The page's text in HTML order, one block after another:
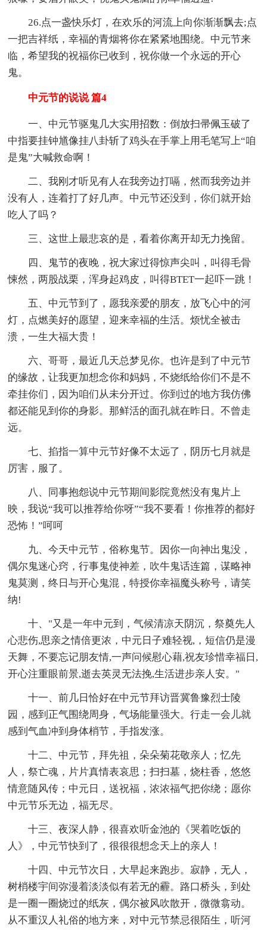
26.点一盏快乐灯，在欢乐的河流上向你渐渐飘去;点
一把吉祥纸，幸福的青烟将你在紧紧地围绕。中元节来
临，希望我的祝福你已收到，祝你做一个永远的开心
鬼。
中元节的说说 篇4
一、中元节驱鬼几大实用招数：倒放扫帚佩玉破了
中指要挂钟馗像挂八卦斩了鸡头在手掌上用毛笔写上“咱
是鬼”大喊救命啊！
二、我刚才听见有人在我旁边打嗝，然而我旁边并
没有人，连着打了好几声。中元节还没到，你们就开始
吃人了吗？
三、这世上最悲哀的是，看着你离开却无力挽留。
四、鬼节的夜晚，祝大家过得惊声尖叫，叫得毛骨
悚然，两股战栗，浑身起鸡皮，叫得BTET一起吓一跳！
五、中元节到了，愿我亲爱的朋友，放飞心中的河
灯，点燃美好的愿望，迎来幸福的生活。烦忧全被击
溃，一生大福大贵！
六、哥哥，最近几天总梦见你。也许是到了中元节
的缘故，让我更加想念你和妈妈，不烧纸给你们不是不
牵挂你们，因为咱们从未分开过。你到过的地方我仿佛
都还能见到你的身影。那鲜活的面孔就在昨日。不曾走
远。
七、掐指一算中元节好像不太远了，阴历七月就是
厉害，服了。
八、同事抱怨说中元节期间影院竟然没有鬼片上
映，我说“我可以推荐给你呀”“我不要看！你推荐的都好
恐怖！”呵呵
九、今天中元节，俗称鬼节。因你一向神出鬼没，
偶尔鬼迷心窍，行事鬼使神差，吹牛鬼话连篇，谋略神
鬼莫测，终日与开心鬼混，特授你幸福魔头称号，请笑
纳!
十、"又是一年中元到，气候清凉天阴沉，祭奠先人
心悲伤,思亲之情倍更浓，中元日子难轻视,，短信仍是漫
天舞，不要忘记朋友情,一声问候慰心藉,祝友珍惜幸福日,
开心注重眼前景,逝去英灵无法挽,生活进步亲人安。"
十一、前几日恰好在中元节拜访晋冀鲁豫烈士陵
园，感到正气围绕周身，气场能量强大。行走一会儿就
感到气血冲到身体梢节，手指发涨。
十二、中元节，拜先祖，朵朵菊花敬亲人；忆先
人，祭亡魂，片片真情表哀思；扫扫墓，烧柱香，悠悠
情意随风传；中元日，送祝福，浓浓福气把你绕；愿你
中元节乐无边，福无尽。
十三、夜深人静，很喜欢听金池的《哭着吃饭的
人》，中元节快到了，很很很想念天上的亲人！
十四、中元节次日，大早起来跑步。寂静，无人，
树梢楼宇间弥漫着淡淡似有若无的霾。路口桥头，到处
是一圈一圈烧过的纸灰，偶尔被风吹散开，微微翕动。
从不重汉人礼俗的地方来，对中元节禁忌很陌生，听河